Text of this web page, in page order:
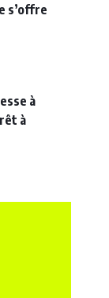
s’offre
à
à